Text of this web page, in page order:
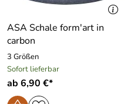
ASA Schale form′art in
carbon
3 Größen
Sofort lieferbar
ab 6,90 €*